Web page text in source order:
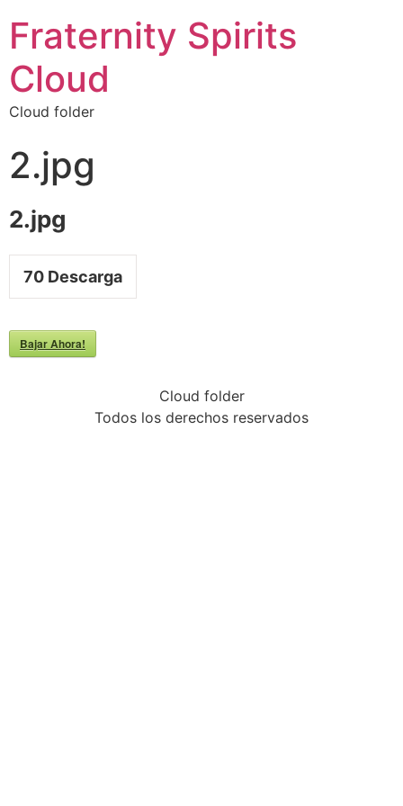
Fraternity Spirits
Cloud
Cloud folder
2.jpg
2.jpg
70 Descarga
Bajar Ahora!
Cloud folder
Todos los derechos reservados